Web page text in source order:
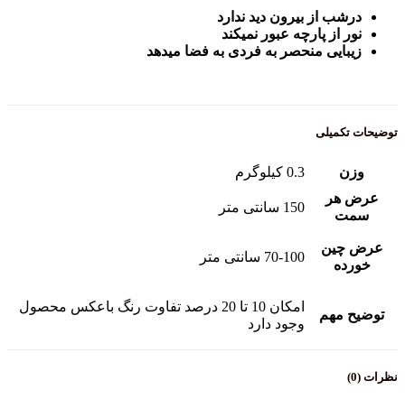
درشب از بیرون دید ندارد
نور از پارچه عبور نمیکند
زیبایی منحصر به فردی به فضا میدهد
توضیحات تکمیلی
وزن
0.3 کیلوگرم
عرض هر
سمت
150 سانتی متر
عرض چین
خورده
70-100 سانتی متر
توضیح مهم
امکان 10 تا 20 درصد تفاوت رنگ باعکس محصول
وجود دارد
نظرات (0)